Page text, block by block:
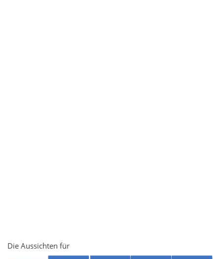
Die Aussichten für